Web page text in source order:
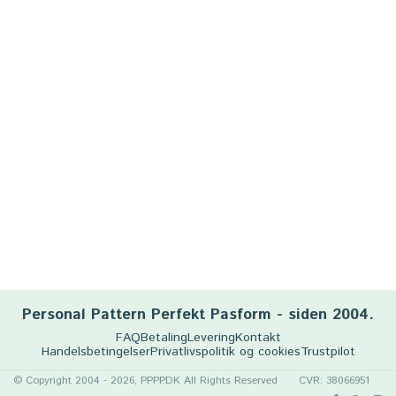
Personal Pattern Perfekt Pasform - siden 2004.
FAQBetalingLeveringKontakt
HandelsbetingelserPrivatlivspolitik og cookiesTrustpilot
© Copyright 2004 - 2026, PPPP.DK All Rights Reserved CVR: 38066951